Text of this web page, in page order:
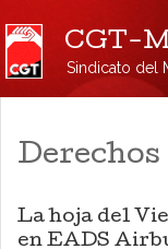
CGT-
Sindicato del
Derechos
La hoja del
en EADS